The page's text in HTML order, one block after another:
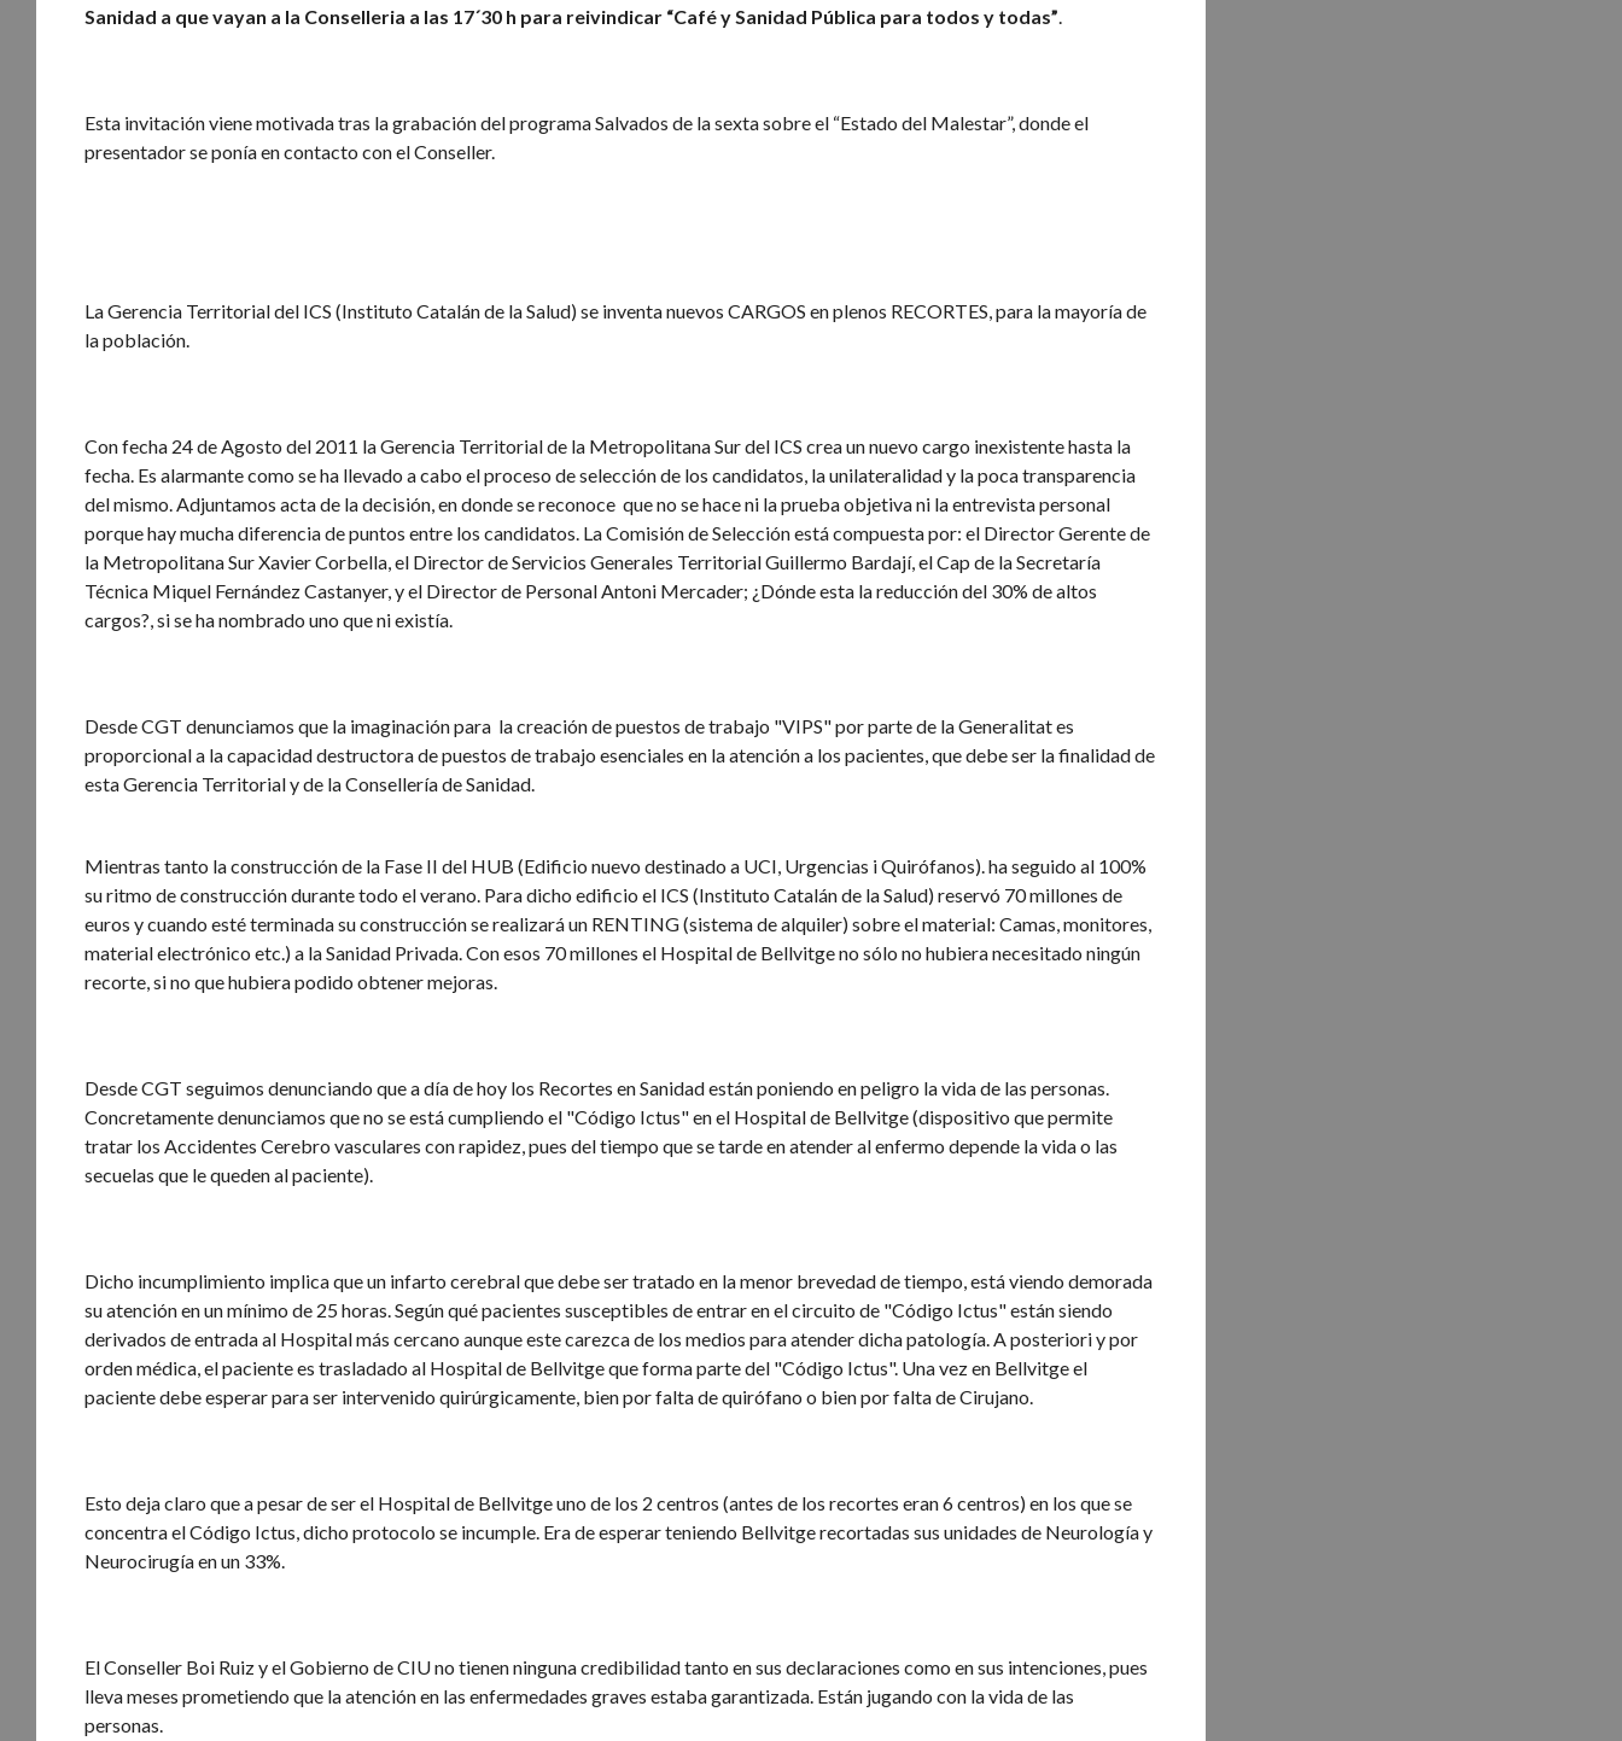
Sanidad a que vayan a la Conselleria a las 17´30 h para reivindicar “Café y Sanidad Pública para todos y todas”.
Esta invitación viene motivada tras la grabación del programa Salvados de la sexta sobre el “Estado del Malestar”, donde el
presentador se ponía en contacto con el Conseller.
La Gerencia Territorial del ICS (Instituto Catalán de la Salud) se inventa nuevos CARGOS en plenos RECORTES, para la mayoría de
la población.
Con fecha 24 de Agosto del 2011 la Gerencia Territorial de la Metropolitana Sur del ICS crea un nuevo cargo inexistente hasta la
fecha. Es alarmante como se ha llevado a cabo el proceso de selección de los candidatos, la unilateralidad y la poca transparencia
del mismo. Adjuntamos acta de la decisión, en donde se reconoce que no se hace ni la prueba objetiva ni la entrevista personal
porque hay mucha diferencia de puntos entre los candidatos. La Comisión de Selección está compuesta por: el Director Gerente de
la Metropolitana Sur Xavier Corbella, el Director de Servicios Generales Territorial Guillermo Bardají, el Cap de la Secretaría
Técnica Miquel Fernández Castanyer, y el Director de Personal Antoni Mercader; ¿Dónde esta la reducción del 30% de altos
cargos?, si se ha nombrado uno que ni existía.
Desde CGT denunciamos que la imaginación para la creación de puestos de trabajo "VIPS" por parte de la Generalitat es
proporcional a la capacidad destructora de puestos de trabajo esenciales en la atención a los pacientes, que debe ser la finalidad de
esta Gerencia Territorial y de la Consellería de Sanidad.
Mientras tanto la construcción de la Fase II del HUB (Edificio nuevo destinado a UCI, Urgencias i Quirófanos). ha seguido al 100%
su ritmo de construcción durante todo el verano. Para dicho edificio el ICS (Instituto Catalán de la Salud) reservó 70 millones de
euros y cuando esté terminada su construcción se realizará un RENTING (sistema de alquiler) sobre el material: Camas, monitores,
material electrónico etc.) a la Sanidad Privada. Con esos 70 millones el Hospital de Bellvitge no sólo no hubiera necesitado ningún
recorte, si no que hubiera podido obtener mejoras.
Desde CGT seguimos denunciando que a día de hoy los Recortes en Sanidad están poniendo en peligro la vida de las personas.
Concretamente denunciamos que no se está cumpliendo el "Código Ictus" en el Hospital de Bellvitge (dispositivo que permite
tratar los Accidentes Cerebro vasculares con rapidez, pues del tiempo que se tarde en atender al enfermo depende la vida o las
secuelas que le queden al paciente).
Dicho incumplimiento implica que un infarto cerebral que debe ser tratado en la menor brevedad de tiempo, está viendo demorada
su atención en un mínimo de 25 horas. Según qué pacientes susceptibles de entrar en el circuito de "Código Ictus" están siendo
derivados de entrada al Hospital más cercano aunque este carezca de los medios para atender dicha patología. A posteriori y por
orden médica, el paciente es trasladado al Hospital de Bellvitge que forma parte del "Código Ictus". Una vez en Bellvitge el
paciente debe esperar para ser intervenido quirúrgicamente, bien por falta de quirófano o bien por falta de Cirujano.
Esto deja claro que a pesar de ser el Hospital de Bellvitge uno de los 2 centros (antes de los recortes eran 6 centros) en los que se
concentra el Código Ictus, dicho protocolo se incumple. Era de esperar teniendo Bellvitge recortadas sus unidades de Neurología y
Neurocirugía en un 33%.
El Conseller Boi Ruiz y el Gobierno de CIU no tienen ninguna credibilidad tanto en sus declaraciones como en sus intenciones, pues
lleva meses prometiendo que la atención en las enfermedades graves estaba garantizada. Están jugando con la vida de las
personas.